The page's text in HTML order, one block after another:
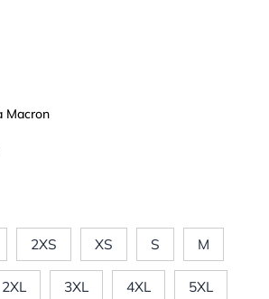
Macron
2XS XS S M
2XL 3XL 4XL 5XL